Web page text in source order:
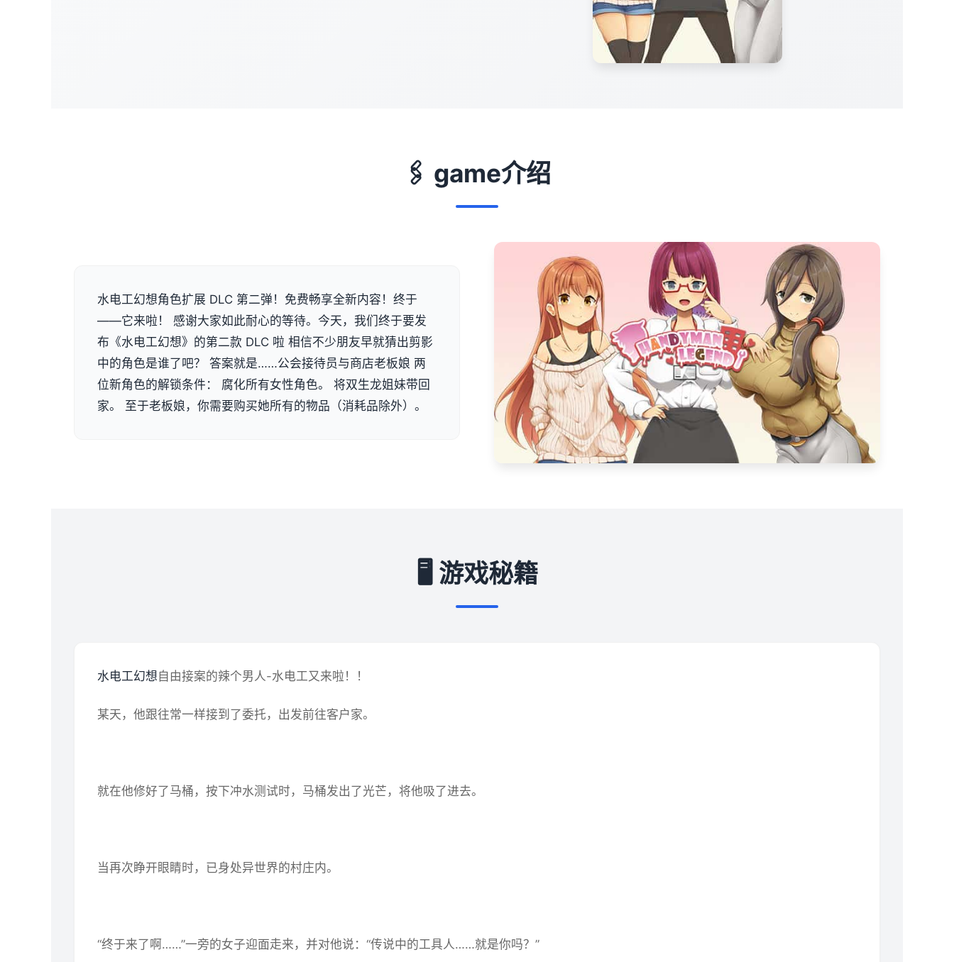
🖇️ game介绍
水电工幻想角色扩展 DLC 第二弹！免费畅享全新内容！终于
——它来啦！ 感谢大家如此耐心的等待。今天，我们终于要发
布《水电工幻想》的第二款 DLC 啦 相信不少朋友早就猜出剪影
中的角色是谁了吧？ 答案就是……公会接待员与商店老板娘 两
位新角色的解锁条件： 腐化所有女性角色。 将双生龙姐妹带回
家。 至于老板娘，你需要购买她所有的物品（消耗品除外）。
🖥️ 游戏秘籍
水电工幻想自由接案的辣个男人-水电工又来啦！！
某天，他跟往常一样接到了委托，出发前往客户家。
就在他修好了马桶，按下冲水测试时，马桶发出了光芒，将他吸了进去。
当再次睁开眼睛时，已身处异世界的村庄内。
“终于来了啊……”一旁的女子迎面走来，并对他说：“传说中的工具人……就是你吗？”